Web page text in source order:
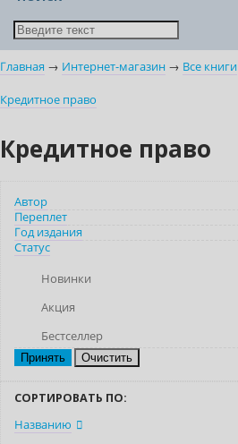
Главная → Интернет-магазин → Все книги
Кредитное право
Кредитное право
Автор
Переплет
Год издания
Статус
Новинки
Акция
Бестселлер
Очистить
СОРТИРОВАТЬ ПО:
Названию